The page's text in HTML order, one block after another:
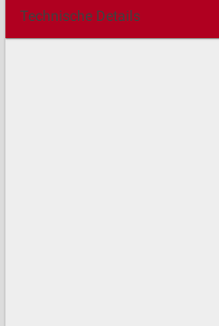
Technische Details